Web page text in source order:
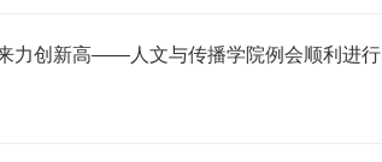
力创新高——人文与传播学院例会顺利进行